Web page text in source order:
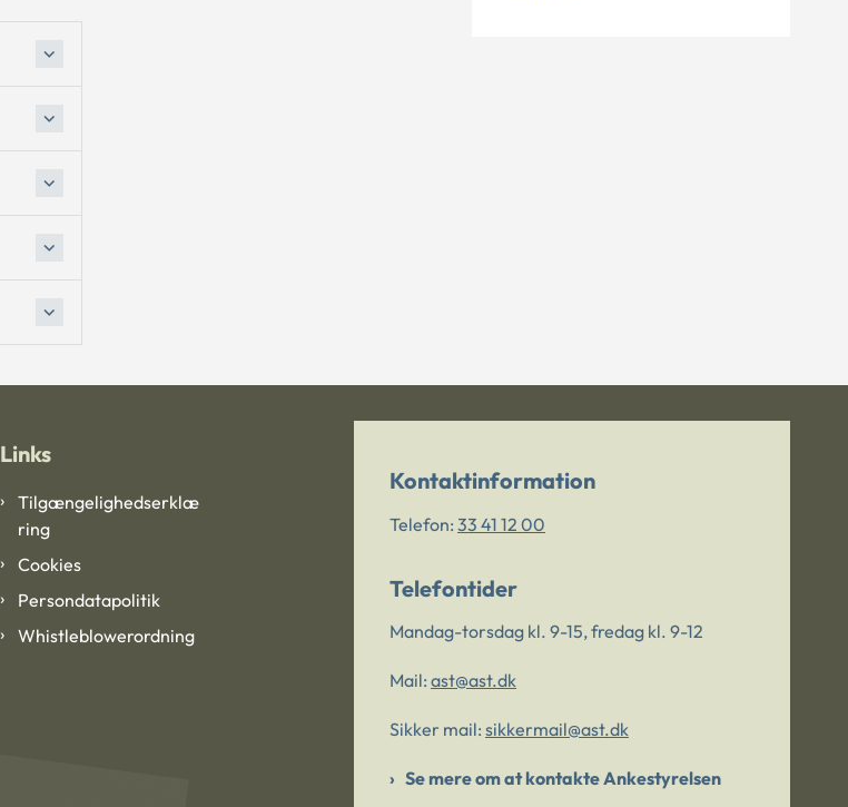
Links
Tilgængelighedserklæ
ring
Cookies
Persondatapolitik
Whistleblowerordning
Kontaktinformation
Telefon: 33 41 12 00
Telefontider
Mandag-torsdag kl. 9-15, fredag kl. 9-12
Mail: ast@ast.dk
Sikker mail: sikkermail@ast.dk
Se mere om at kontakte Ankestyrelsen